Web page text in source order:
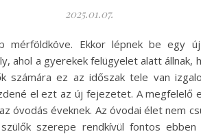
2025.01.07.
mérföldköve. Ekkor lépnek be egy
ahol a gyerekek felügyelet alatt állnak,
számára ez az időszak tele van
el ezt az új fejezetet. A
óvodás éveknek. Az óvodai élet nem
szerepe rendkívül fontos